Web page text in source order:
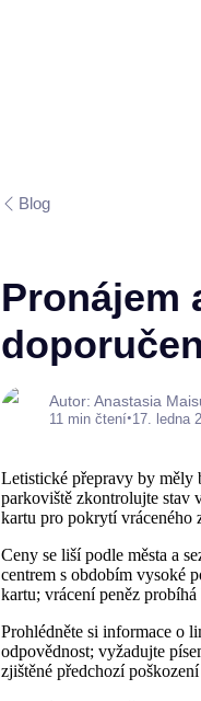
Blog
Pronájem
Autor: Anastasia
11 min čtení•17. ledna
Letistické přepravy by měly
parkoviště zkontrolujte stav
kartu pro pokrytí vráceného
Ceny se liší podle města a
centrem s obdobím vysoké
kartu; vrácení peněz
Prohlédněte si informace o
odpovědnost; vyžadujte
zjištěné předchozí